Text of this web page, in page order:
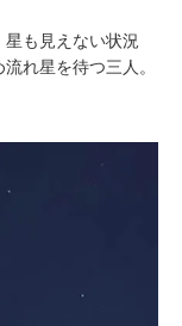
も見えない状況
れ星を待つ三人。